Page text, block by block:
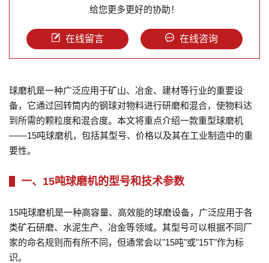
给您更多更好的协助！
在线留言 在线咨询
球磨机是一种广泛应用于矿山、冶金、建材等行业的重要设
备，它通过回转筒内的钢球对物料进行研磨和混合，使物料达
到所需的颗粒度和混合度。本文将重点介绍一款重型球磨机
——15吨球磨机，包括其型号、价格以及其在工业制造中的重
要性。
一、15吨球磨机的型号和技术参数
15吨球磨机是一种高容量、高效能的球磨设备，广泛应用于各
类矿石研磨、水泥生产、冶金等领域。其型号可以根据不同厂
家的命名规则而有所不同，但通常会以"15吨"或"15T"作为标
识。